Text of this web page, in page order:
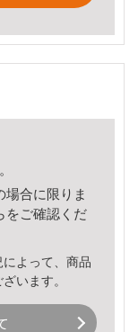
場合に限りま
をご確認くだ
よって、商品
います。